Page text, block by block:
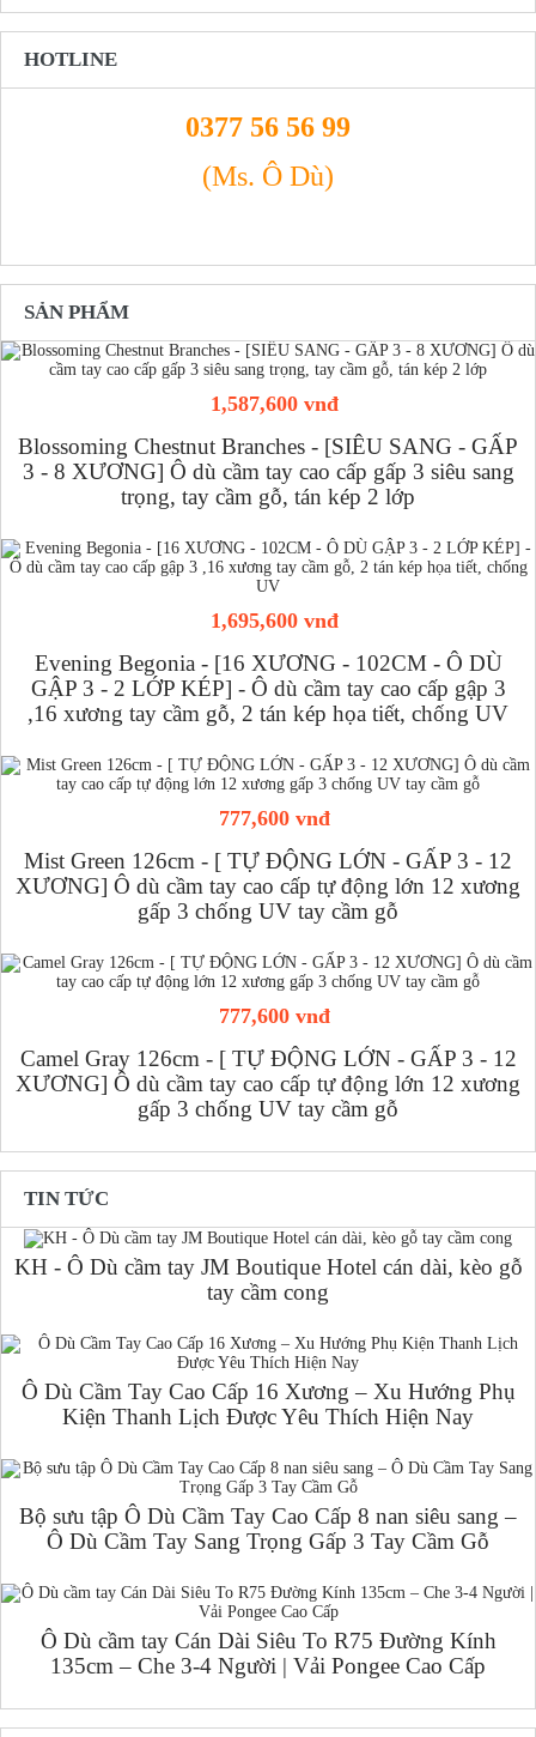
HOTLINE
0377 56 56 99
(Ms. Ô Dù)
SẢN PHẨM
1,587,600 vnđ
Blossoming Chestnut Branches - [SIÊU SANG - GẤP
3 - 8 XƯƠNG] Ô dù cầm tay cao cấp gấp 3 siêu sang
trọng, tay cầm gỗ, tán kép 2 lớp
1,695,600 vnđ
Evening Begonia - [16 XƯƠNG - 102CM - Ô DÙ
GẬP 3 - 2 LỚP KÉP] - Ô dù cầm tay cao cấp gập 3
,16 xương tay cầm gỗ, 2 tán kép họa tiết, chống UV
777,600 vnđ
Mist Green 126cm - [ TỰ ĐỘNG LỚN - GẤP 3 - 12
XƯƠNG] Ô dù cầm tay cao cấp tự động lớn 12 xương
gấp 3 chống UV tay cầm gỗ
777,600 vnđ
Camel Gray 126cm - [ TỰ ĐỘNG LỚN - GẤP 3 - 12
XƯƠNG] Ô dù cầm tay cao cấp tự động lớn 12 xương
gấp 3 chống UV tay cầm gỗ
TIN TỨC
KH - Ô Dù cầm tay JM Boutique Hotel cán dài, kèo gỗ
tay cầm cong
Ô Dù Cầm Tay Cao Cấp 16 Xương – Xu Hướng Phụ
Kiện Thanh Lịch Được Yêu Thích Hiện Nay
Bộ sưu tập Ô Dù Cầm Tay Cao Cấp 8 nan siêu sang –
Ô Dù Cầm Tay Sang Trọng Gấp 3 Tay Cầm Gỗ
Ô Dù cầm tay Cán Dài Siêu To R75 Đường Kính
135cm – Che 3-4 Người | Vải Pongee Cao Cấp